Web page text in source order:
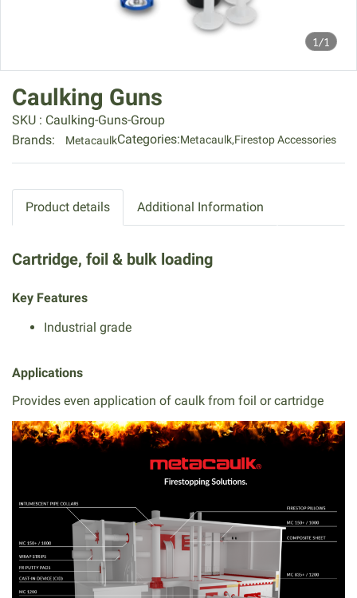
1/1
Caulking Guns
SKU : Caulking-Guns-Group
Brands:
MetacaulkCategories:Metacaulk,Firestop Accessories
Product details Additional Information
Cartridge, foil & bulk loading
Key Features
Industrial grade
Applications
Provides even application of caulk from foil or cartridge